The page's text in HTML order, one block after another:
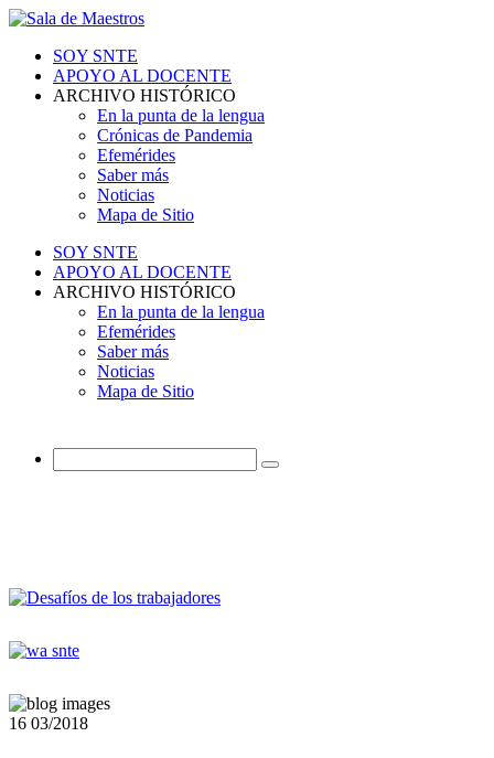
SOY SNTE
APOYO AL DOCENTE
ARCHIVO HISTÓRICO
En la punta de la lengua
Crónicas de Pandemia
Efemérides
Saber más
Noticias
Mapa de Sitio
SOY SNTE
APOYO AL DOCENTE
ARCHIVO HISTÓRICO
En la punta de la lengua
Efemérides
Saber más
Noticias
Mapa de Sitio
16 03/2018